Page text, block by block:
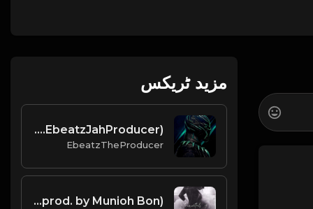
مزید ٹریکس
Paradise--Trap-Afro-Type-Beat(Prod.EbeatzJahProducer)
EbeatzTheProducer
Pump it (prod. by Munioh Bon)